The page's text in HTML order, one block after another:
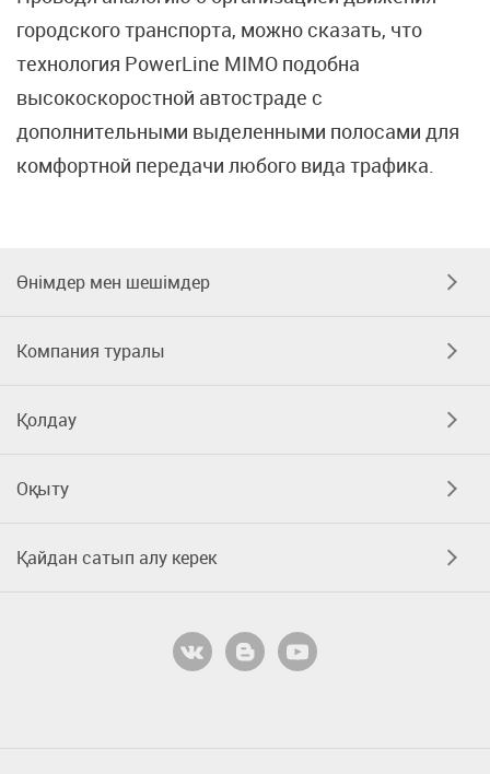
городского транспорта, можно сказать, что
технология PowerLine MIMO подобна
высокоскоростной автостраде с
дополнительными выделенными полосами для
комфортной передачи любого вида трафика.
Өнімдер мен шешімдер
Компания туралы
Қолдау
Оқыту
Қайдан сатып алу керек